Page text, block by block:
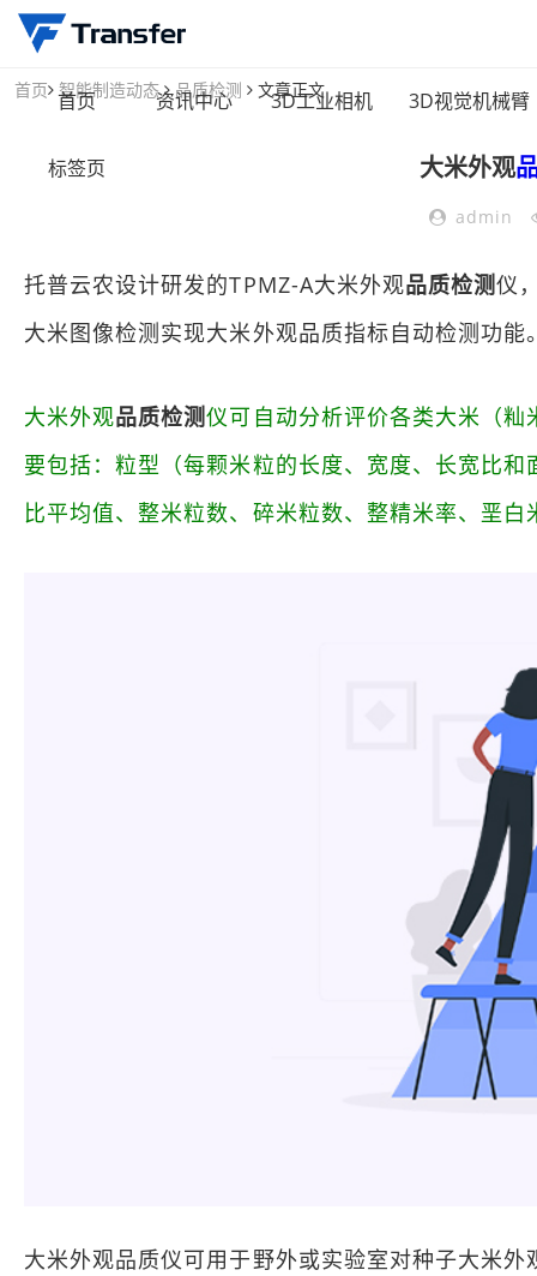
首页 资讯中心 3D工业相机 3D视觉机械臂
标签页
首页 智能制造动态 品质检测 文章正文
大米外观
admin
托普云农设计研发的TPMZ-A大米外观品质检测仪
大米图像检测实现大米外观品质指标自动检测功能
大米外观品质检测仪可自动分析评价各类大米（
要包括：粒型（每颗米粒的长度、宽度、长宽比
比平均值、整米粒数、碎米粒数、整精米率、垩
大米外观品质仪可用于野外或实验室对种子大米